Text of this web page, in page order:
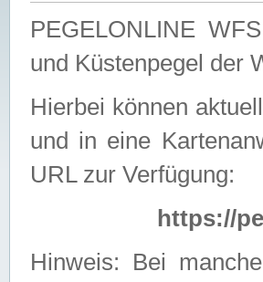
PEGELONLINE
und Küstenpegel der
Hierbei können
und in eine
URL zur Verfügung:
https://
Hinweis: Bei